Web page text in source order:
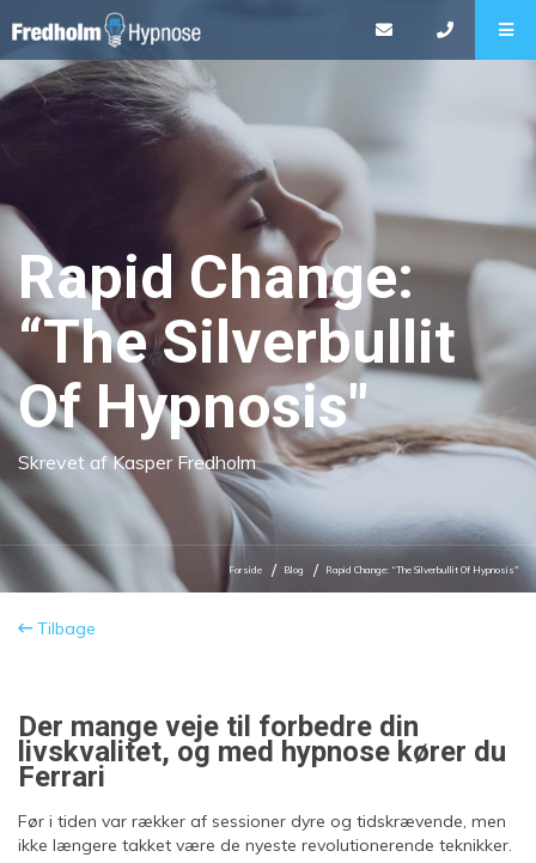
Rapid Change:
“The Silverbullit
Of Hypnosis"
Skrevet af Kasper Fredholm
Forside Blog Rapid Change: “The Silverbullit Of Hypnosis"
Tilbage
Der mange veje til forbedre din
livskvalitet, og med hypnose kører du
Ferrari
Før i tiden var rækker af sessioner dyre og tidskrævende, men
ikke længere takket være de nyeste revolutionerende teknikker.